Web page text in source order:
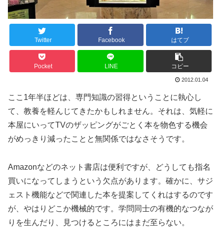
Twitter Facebook はてブ
Pocket LINE コピー
2012.01.04
ここ1年半ほどは、専門知識の習得ということに執心し
て、教養を軽んじてきたかもしれません。それは、気軽に
本屋にいってTVのザッピングがごとく本を物色する機会
がめっきり減ったことと無関係ではなさそうです。
Amazonなどのネット書店は便利ですが、どうしても指名
買いになってしまうという欠点があります。確かに、サジ
ェスト機能などで関連した本を提案してくれはするのです
が、やはりどこか機械的です。学問同士の有機的なつなが
りを生んだり、見つけるところにはまだ至らない。